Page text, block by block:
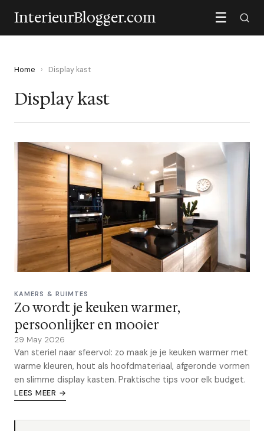
InterieurBlogger.com ☰
Home › Display kast
Display kast
KAMERS & RUIMTES
Zo wordt je keuken warmer,
persoonlijker en mooier
29 May 2026
Van steriel naar sfeervol: zo maak je je keuken warmer met
warme kleuren, hout als hoofdmateriaal, afgeronde vormen
en slimme display kasten. Praktische tips voor elk budget.
LEES MEER →